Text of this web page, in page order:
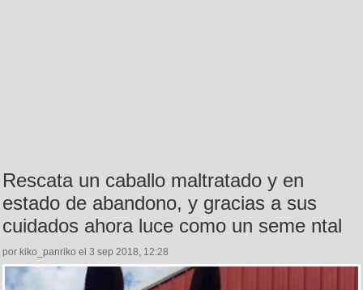
Rescata un caballo maltratado y en
estado de abandono, y gracias a sus
cuidados ahora luce como un seme ntal
por kiko_panriko el 3 sep 2018, 12:28